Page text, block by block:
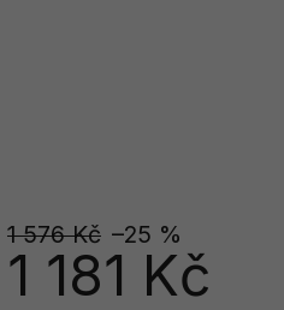
1 576 Kč –25 %
1 181 Kč